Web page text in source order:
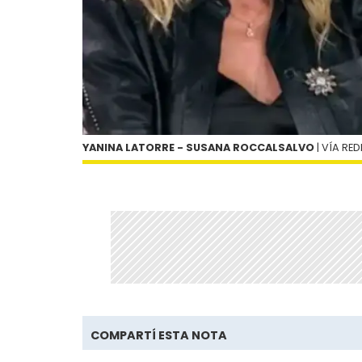
YANINA LATORRE - SUSANA ROCCALSALVO | VÍA
COMPARTÍ ESTA NOTA